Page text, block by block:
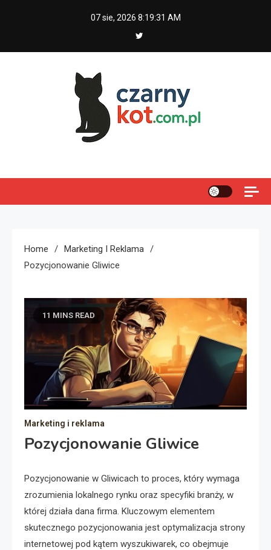
07 sie, 2026 8:19:32 AM
Home
Marketing I Reklama
Pozycjonowanie Gliwice
11 MINS READ
Marketing i reklama
Pozycjonowanie Gliwice
Pozycjonowanie w Gliwicach to proces, który wymaga
zrozumienia lokalnego rynku oraz specyfiki branży, w
której działa dana firma. Kluczowym elementem
skutecznego pozycjonowania jest optymalizacja strony
internetowej pod kątem wyszukiwarek, co obejmuje